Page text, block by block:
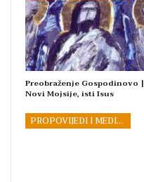
Preobraženje Gospodinovo |
Novi Mojsije, isti Isus
PROPOVIJEDI I MEDITACIJE